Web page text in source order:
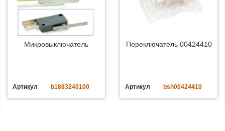
Микровыключатель
Артикул b1883240100
Переключатель 00424410
Артикул bsh00424410